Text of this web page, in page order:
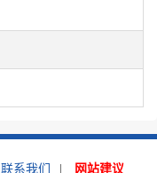
联系我们 网站建议